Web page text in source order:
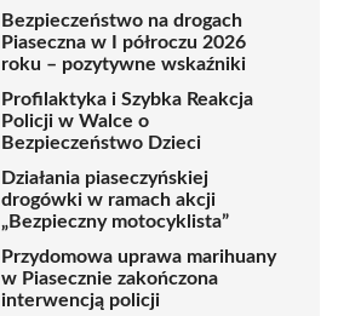
Bezpieczeństwo na drogach
Piaseczna w I półroczu 2026
roku – pozytywne wskaźniki
Profilaktyka i Szybka Reakcja
Policji w Walce o
Bezpieczeństwo Dzieci
Działania piaseczyńskiej
drogówki w ramach akcji
„Bezpieczny motocyklista”
Przydomowa uprawa marihuany
w Piasecznie zakończona
interwencją policji